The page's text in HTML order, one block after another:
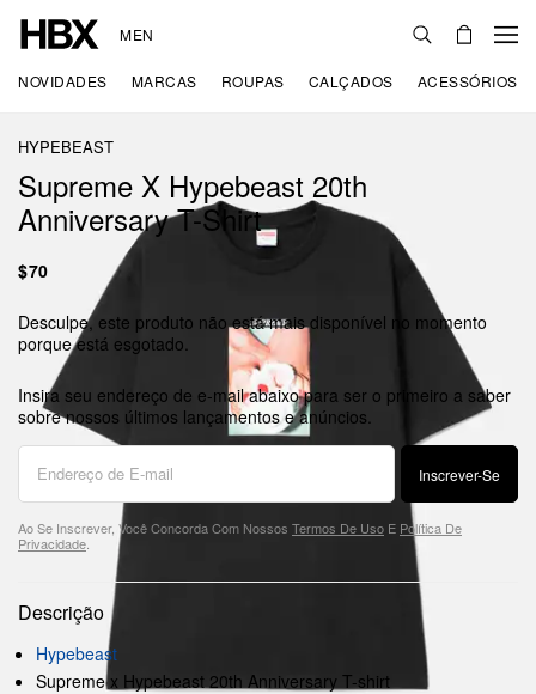
MEN
NOVIDADES MARCAS ROUPAS CALÇADOS ACESSÓRIOS
HYPEBEAST
Supreme X Hypebeast 20th
Anniversary T-Shirt
$70
Desculpe, este produto não está mais disponível no momento
porque está esgotado.
Insira seu endereço de e-mail abaixo para ser o primeiro a saber
sobre nossos últimos lançamentos e anúncios.
Inscrever-Se
Ao Se Inscrever, Você Concorda Com Nossos Termos De Uso E Política De
Privacidade
Descrição
Hypebeast
Supreme x Hypebeast 20th Anniversary T-shirt